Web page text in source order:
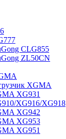
CLG855
ZL50CN
XGMA
XG931
XG916/XG918
XG942
XG953
XG951